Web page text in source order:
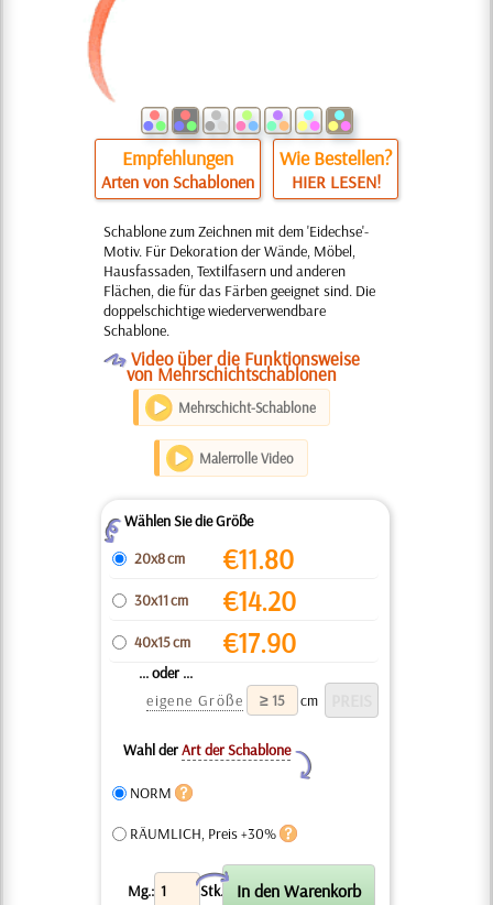
Empfehlungen
Arten von Schablonen
Wie Bestellen?
HIER LESEN!
Schablone zum Zeichnen mit dem 'Eidechse'-
Motiv. Für Dekoration der Wände, Möbel,
Hausfassaden, Textilfasern und anderen
Flächen, die für das Färben geeignet sind. Die
doppelschichtige wiederverwendbare
Schablone.
O Video über die Funktionsweise
von Mehrschichtschablonen
Mehrschicht-Schablone
Malerrolle Video
ZWählen Sie die Größe
20x8 cm
€11.80
30x11 cm €14.20
40x15 cm €17.90
... oder ...
eigene Größe
cm
Wahl derArt der Schablone
Y
NORM
RÄUMLICH, Preis +30%
Mg.: Stk.
X